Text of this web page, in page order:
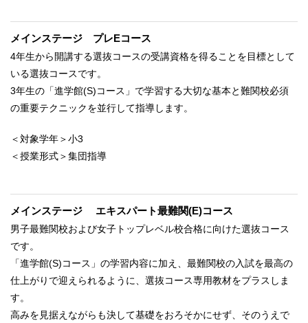
メインステージ プレEコース
4年生から開講する選抜コースの受講資格を得ることを目標として
いる選抜コースです。
3年生の「進学館(S)コース」で学習する大切な基本と難関校必須
の重要テクニックを並行して指導します。
＜対象学年＞小3
＜授業形式＞集団指導
メインステージ エキスパート最難関(E)コース
男子最難関校および女子トップレベル校合格に向けた選抜コース
です。
「進学館(S)コース」の学習内容に加え、最難関校の入試を最高の
仕上がりで迎えられるように、選抜コース専用教材をプラスしま
す。
高みを見据えながらも決して基礎をおろそかにせず、そのうえで